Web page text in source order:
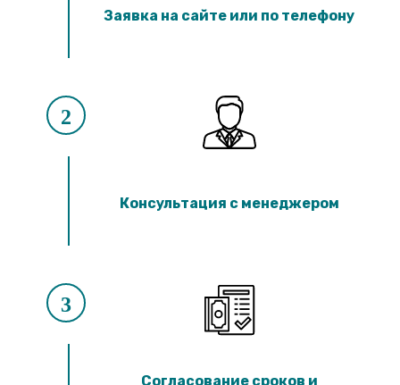
Лотки ЛК 75.60.60
Лотки ЛК 75.45.60
Лотки ЛК 300.150.45
Лотки ЛК 75.120.45
Лотки ЛК 75.90.45
Лотки ЛК 300.60.45
Лотки ЛК 75.60.30
Лотки ЛК 300.60.30
Лотки ЛК 75.45.30
Лотки ЛК 300.45.30
Заявка на сайте или по телефону
2
Консультация с менеджером
3
Согласование сроков и